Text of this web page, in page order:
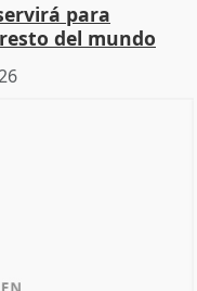
para
del mundo